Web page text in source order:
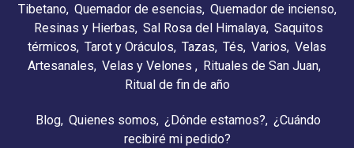
Tibetano Quemador de esencias Quemador de incienso
Resinas y Hierbas Sal Rosa del Himalaya Saquitos
térmicos Tarot y Oráculos Tazas Tés Varios Velas
Artesanales Velas y Velones
Rituales de San Juan
Ritual de fin de año
Blog Quienes somos ¿Dónde estamos?
¿Cuándo
recibiré mi pedido?